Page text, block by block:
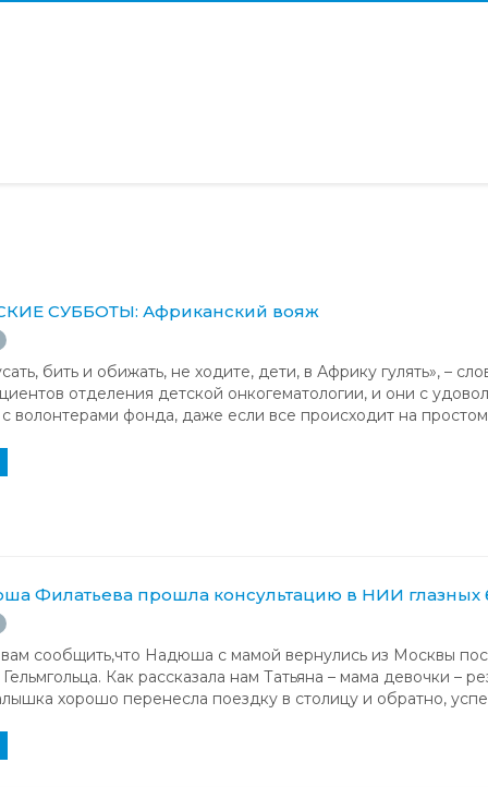
СУББОТЫ: Африканский вояж
бить и обижать, не ходите, дети, в Африку гулять», –
отделения детской онкогематологии, и они с
волонтерами фонда, даже если все происходит на
Филатьева прошла консультацию в НИИ глазных
сообщить,что Надюша с мамой вернулись из Москвы
Как рассказала нам Татьяна – мама девочки –
хорошо перенесла поездку в столицу и обратно,